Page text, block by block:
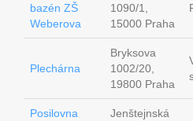
bazén ZŠ
Weberova
1090/1,
15000 Praha
Plechárna
Bryksova
1002/20,
19800 Praha
Posilovna
Jenštejnská